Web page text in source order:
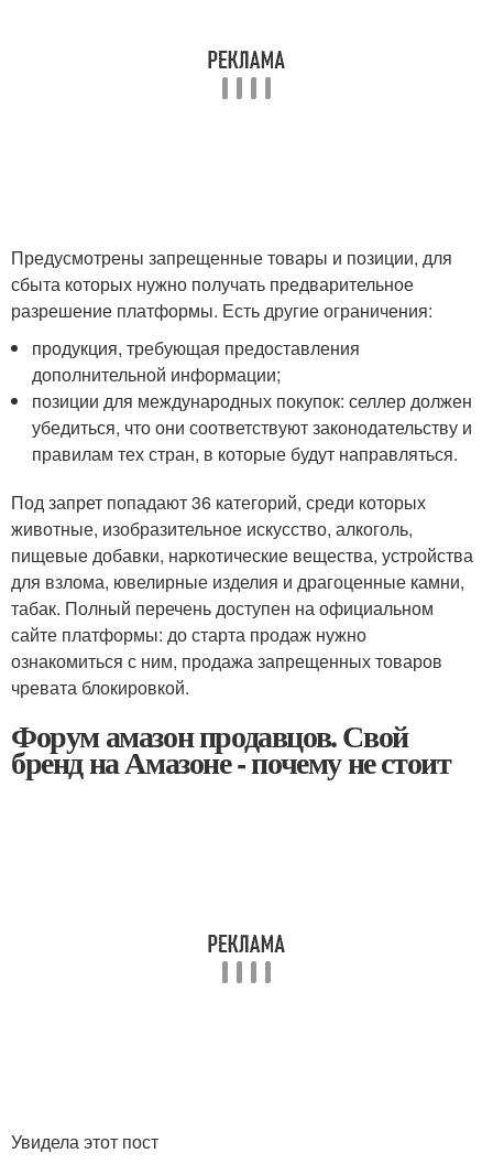
Предусмотрены запрещенные товары и позиции, для
сбыта которых нужно получать предварительное
разрешение платформы. Есть другие ограничения:
продукция, требующая предоставления
дополнительной информации;
позиции для международных покупок: селлер должен
убедиться, что они соответствуют законодательству и
правилам тех стран, в которые будут направляться.
Под запрет попадают 36 категорий, среди которых
животные, изобразительное искусство, алкоголь,
пищевые добавки, наркотические вещества, устройства
для взлома, ювелирные изделия и драгоценные камни,
табак. Полный перечень доступен на официальном
сайте платформы: до старта продаж нужно
ознакомиться с ним, продажа запрещенных товаров
чревата блокировкой.
Форум амазон продавцов. Свой
бренд на Амазоне - почему не стоит
Увидела этот пост